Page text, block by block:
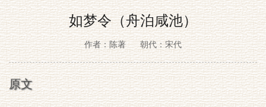
如梦令（舟泊咸池）
作者：陈著 朝代：宋代
原文